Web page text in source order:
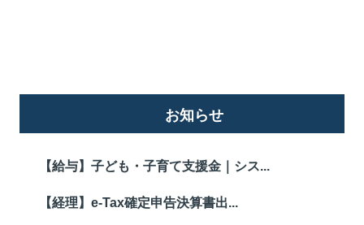
お知らせ
【給与】子ども・子育て支援金｜シス...
【経理】e-Tax確定申告決算書出...